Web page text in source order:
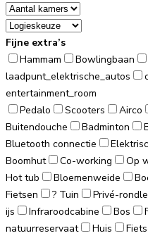
Fijne extra’s
Hammam
Bowlingbaan
laadpunt_elektrische_autos
entertainment_room
Pedalo
Scooters Airco
Buitendouche
Badminton
Bluetooth connectie
Boomhut
Co-working Op
Hot tub
Bloemenweide
Fietsen
? Tuin Privé-
ijs
Infraroodcabine Bos
natuurreservaat
Huis